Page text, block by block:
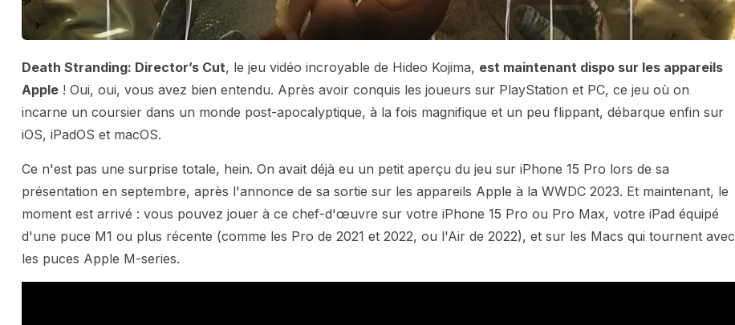
Death Stranding: Director’s Cut, le jeu vidéo incroyable de Hideo Kojima, est maintenant dispo sur les appareils
Apple ! Oui, oui, vous avez bien entendu. Après avoir conquis les joueurs sur PlayStation et PC, ce jeu où on
incarne un coursier dans un monde post-apocalyptique, à la fois magnifique et un peu flippant, débarque enfin sur
iOS, iPadOS et macOS.
Ce n'est pas une surprise totale, hein. On avait déjà eu un petit aperçu du jeu sur iPhone 15 Pro lors de sa
présentation en septembre, après l'annonce de sa sortie sur les appareils Apple à la WWDC 2023. Et maintenant, le
moment est arrivé : vous pouvez jouer à ce chef-d'œuvre sur votre iPhone 15 Pro ou Pro Max, votre iPad équipé
d'une puce M1 ou plus récente (comme les Pro de 2021 et 2022, ou l'Air de 2022), et sur les Macs qui tournent avec
les puces Apple M-series.